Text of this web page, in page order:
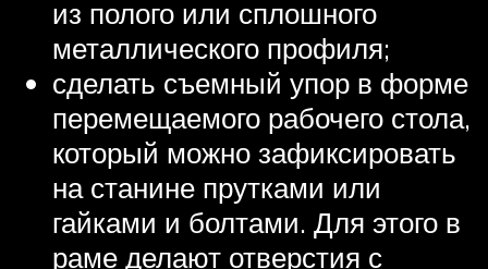
из полого или сплошного
металлического профиля;
сделать съемный упор в форме
перемещаемого рабочего стола,
который можно зафиксировать
на станине прутками или
гайками и болтами. Для этого в
раме делают отверстия с